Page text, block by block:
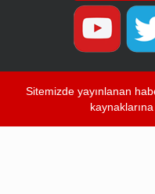
Sitemizde yayınlanan